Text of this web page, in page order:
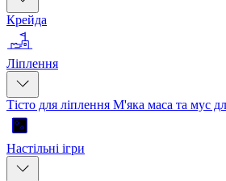
Крейда
Ліплення
Тісто для ліплення М'яка маса та мус
Настільні ігри